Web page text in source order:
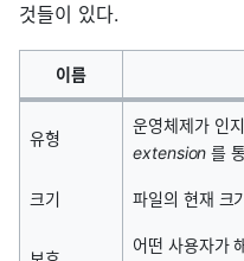
것들이 있다.
이름
유형
운영체제가 인
extension 를
크기 파일의 현재 크
어떤 사용자가